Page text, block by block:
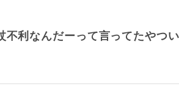
不利なんだーって言ってたやつ